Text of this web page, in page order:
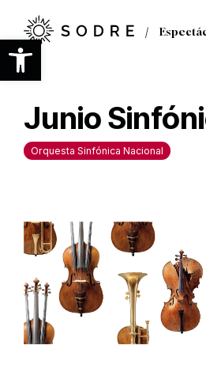
Abrir barra de
contenido
principal
Junio
Orquesta Sinfónica Nacional